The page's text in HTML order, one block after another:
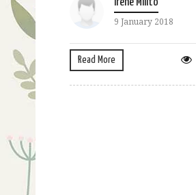
Irene Milito
9 January 2018
Read More